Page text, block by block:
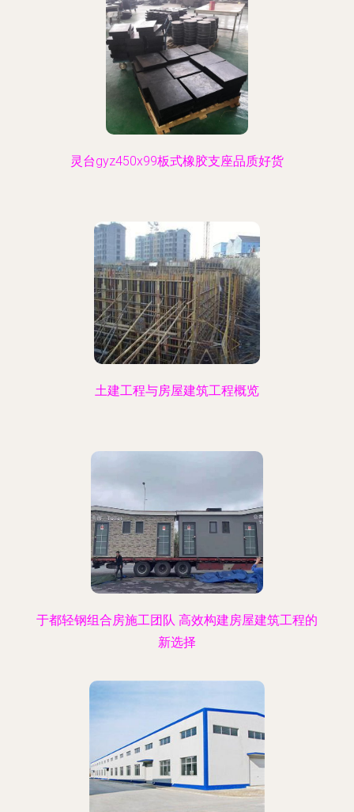
灵台gyz450x99板式橡胶支座品质好货
土建工程与房屋建筑工程概览
于都轻钢组合房施工团队 高效构建房屋建筑工程的
新选择